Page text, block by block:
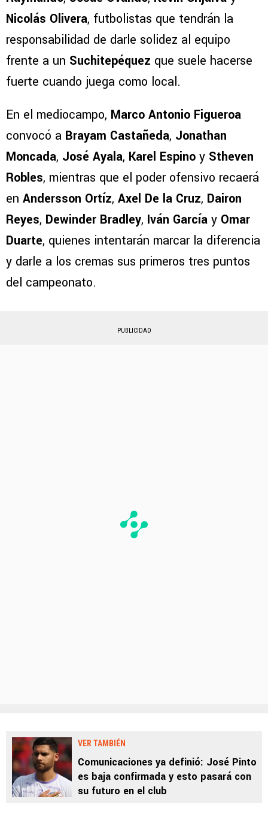
Nicolás Olivera, futbolistas que tendrán la
responsabilidad de darle solidez al equipo
frente a un Suchitepéquez que suele hacerse
fuerte cuando juega como local.
En el mediocampo, Marco Antonio Figueroa
convocó a Brayam Castañeda, Jonathan
Moncada, José Ayala, Karel Espino y Stheven
Robles, mientras que el poder ofensivo recaerá
en Andersson Ortíz, Axel De la Cruz, Dairon
Reyes, Dewinder Bradley, Iván García y Omar
Duarte, quienes intentarán marcar la diferencia
y darle a los cremas sus primeros tres puntos
del campeonato.
PUBLICIDAD
VER TAMBIÉN
Comunicaciones ya definió: José Pinto
es baja confirmada y esto pasará con
su futuro en el club